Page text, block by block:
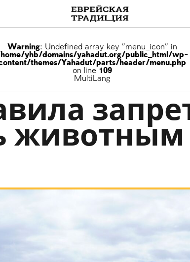
Warning: Undefined array key "menu_icon" in
yhb/domains/yahadut.org/public_html/wp-
themes/Yahadut/parts/header/menu.php
on line 109
MultiLang
животным